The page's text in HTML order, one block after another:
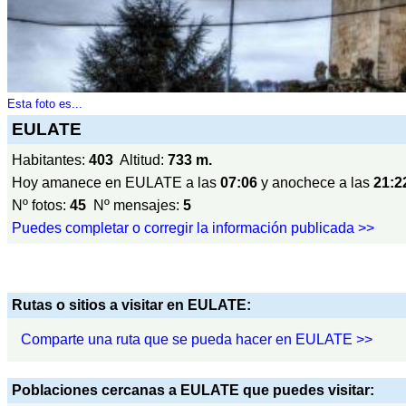
Esta foto es...
EULATE
Habitantes: 403 Altitud: 733 m.
Hoy amanece en EULATE a las 07:06 y anochece a las
Nº fotos: 45 Nº mensajes: 5
Puedes completar o corregir la información publicada >>
Rutas o sitios a visitar en EULATE:
Comparte una ruta que se pueda hacer en EULATE >>
Poblaciones cercanas a EULATE que puedes visitar: